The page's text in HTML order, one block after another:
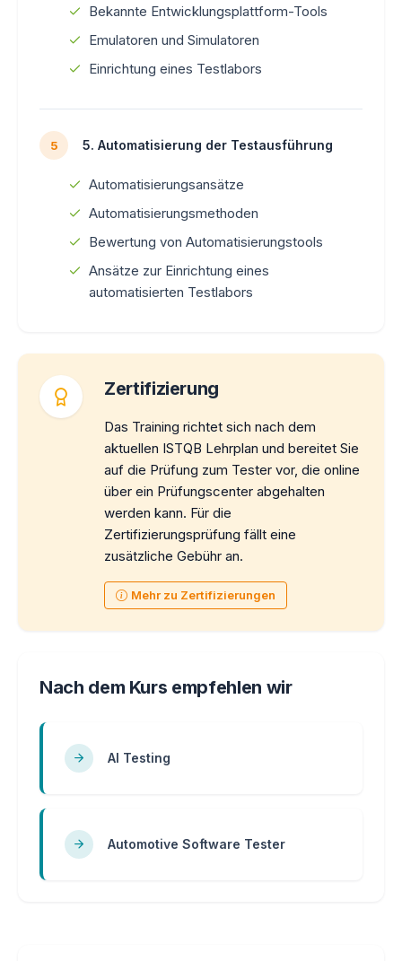
Bekannte Entwicklungsplattform-Tools
Emulatoren und Simulatoren
Einrichtung eines Testlabors
5 5. Automatisierung der Testausführung
Automatisierungsansätze
Automatisierungsmethoden
Bewertung von Automatisierungstools
Ansätze zur Einrichtung eines
automatisierten Testlabors
Zertifizierung
Das Training richtet sich nach dem
aktuellen ISTQB Lehrplan und bereitet Sie
auf die Prüfung zum Tester vor, die online
über ein Prüfungscenter abgehalten
werden kann. Für die
Zertifizierungsprüfung fällt eine
zusätzliche Gebühr an.
Mehr zu Zertifizierungen
Nach dem Kurs empfehlen wir
AI Testing
Automotive Software Tester